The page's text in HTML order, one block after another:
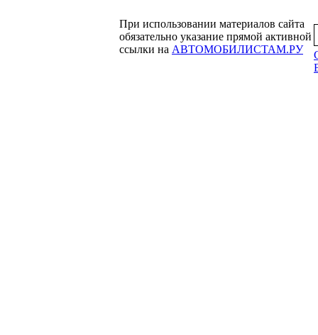
При использовании материалов сайта
обязательно указание прямой активной
ссылки на АВТОМОБИЛИСТАМ.РУ